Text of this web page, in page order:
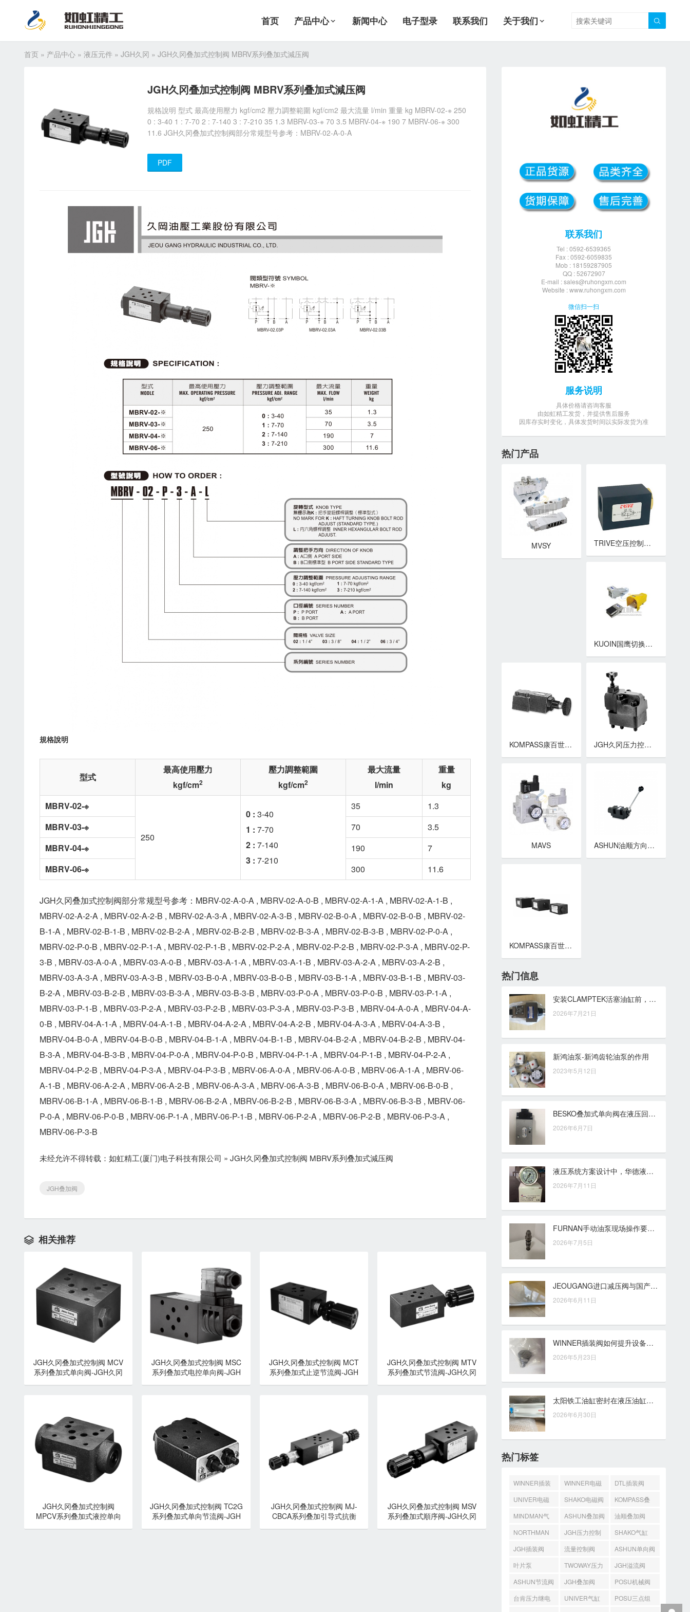

首页 产品中心 新闻中心 电子型录 联系我们 关于我们
首页 » 产品中心 » 液压元件 » JGH久冈 » JGH久冈叠加式控制阀 MBRV系列叠加式減压阀
JGH久冈叠加式控制阀 MBRV系列叠加式減压阀
規格說明 型式 最高使用壓力 kgf/cm2 壓力調整範圍 kgf/cm2 最大流量 l/min 重量 kg MBRV-02-※ 250
0 : 3-40 1 : 7-70 2 : 7-140 3 : 7-210 35 1.3 MBRV-03-※ 70 3.5 MBRV-04-※ 190 7 MBRV-06-※ 300
11.6 JGH久冈叠加式控制阀部分常规型号参考：MBRV-02-A-0-A
PDF
規格說明
型式
最高使用壓力
kgf/cm2
壓力調整範圍
kgf/cm2
最大流量
l/min
重量
kg
MBRV-02-※
250
0 : 3-40
1 : 7-70
2 : 7-140
3 : 7-210
35
1.3
MBRV-03-※
70
3.5
MBRV-04-※
190
7
MBRV-06-※
300 11.6
JGH久冈叠加式控制阀部分常规型号参考：MBRV-02-A-0-A , MBRV-02-A-0-B , MBRV-02-A-1-A , MBRV-02-A-1-B ,
MBRV-02-A-2-A , MBRV-02-A-2-B , MBRV-02-A-3-A , MBRV-02-A-3-B , MBRV-02-B-0-A , MBRV-02-B-0-B , MBRV-02-
B-1-A , MBRV-02-B-1-B , MBRV-02-B-2-A , MBRV-02-B-2-B , MBRV-02-B-3-A , MBRV-02-B-3-B , MBRV-02-P-0-A ,
MBRV-02-P-0-B , MBRV-02-P-1-A , MBRV-02-P-1-B , MBRV-02-P-2-A , MBRV-02-P-2-B , MBRV-02-P-3-A , MBRV-02-P-
3-B , MBRV-03-A-0-A , MBRV-03-A-0-B , MBRV-03-A-1-A , MBRV-03-A-1-B , MBRV-03-A-2-A , MBRV-03-A-2-B ,
MBRV-03-A-3-A , MBRV-03-A-3-B , MBRV-03-B-0-A , MBRV-03-B-0-B , MBRV-03-B-1-A , MBRV-03-B-1-B , MBRV-03-
B-2-A , MBRV-03-B-2-B , MBRV-03-B-3-A , MBRV-03-B-3-B , MBRV-03-P-0-A , MBRV-03-P-0-B , MBRV-03-P-1-A ,
MBRV-03-P-1-B , MBRV-03-P-2-A , MBRV-03-P-2-B , MBRV-03-P-3-A , MBRV-03-P-3-B , MBRV-04-A-0-A , MBRV-04-A-
0-B , MBRV-04-A-1-A , MBRV-04-A-1-B , MBRV-04-A-2-A , MBRV-04-A-2-B , MBRV-04-A-3-A , MBRV-04-A-3-B ,
MBRV-04-B-0-A , MBRV-04-B-0-B , MBRV-04-B-1-A , MBRV-04-B-1-B , MBRV-04-B-2-A , MBRV-04-B-2-B , MBRV-04-
B-3-A , MBRV-04-B-3-B , MBRV-04-P-0-A , MBRV-04-P-0-B , MBRV-04-P-1-A , MBRV-04-P-1-B , MBRV-04-P-2-A ,
MBRV-04-P-2-B , MBRV-04-P-3-A , MBRV-04-P-3-B , MBRV-06-A-0-A , MBRV-06-A-0-B , MBRV-06-A-1-A , MBRV-06-
A-1-B , MBRV-06-A-2-A , MBRV-06-A-2-B , MBRV-06-A-3-A , MBRV-06-A-3-B , MBRV-06-B-0-A , MBRV-06-B-0-B ,
MBRV-06-B-1-A , MBRV-06-B-1-B , MBRV-06-B-2-A , MBRV-06-B-2-B , MBRV-06-B-3-A , MBRV-06-B-3-B , MBRV-06-
P-0-A , MBRV-06-P-0-B , MBRV-06-P-1-A , MBRV-06-P-1-B , MBRV-06-P-2-A , MBRV-06-P-2-B , MBRV-06-P-3-A ,
MBRV-06-P-3-B
未经允许不得转载： 如虹精工(厦门)电子科技有限公司 » JGH久冈叠加式控制阀 MBRV系列叠加式減压阀
JGH叠加阀
 相关推荐
JGH久冈叠加式控制阀 MCV
系列叠加式单向阀-JGH久冈
JGH久冈叠加式控制阀 MSC
系列叠加式电控单向阀-JGH
JGH久冈叠加式控制阀 MCT
系列叠加式止逆节流阀-JGH
JGH久冈叠加式控制阀 MTV
系列叠加式节流阀-JGH久冈
JGH久冈叠加式控制阀
MPCV系列叠加式液控单向
JGH久冈叠加式控制阀 TC2G
系列叠加式单向节流阀-JGH
JGH久冈叠加式控制阀 MJ-
CBCA系列叠加引导式抗衡
JGH久冈叠加式控制阀 MSV
系列叠加式順序阀-JGH久冈
联系我们
Tel : 0592-6539365
Fax : 0592-6059835
Mob : 18159287905
QQ : 52672907
E-mail :sales@ruhongxm.com
Website : www.ruhongxm.com
微信扫一扫
服务说明
具体价格请咨询客服
由如虹精工发货，并提供售后服务
因库存实时变化，具体发货时间以实际发货为准
热门产品
MVSY TRIVE空压控制元件 QE急速排气阀
KUOIN国鹰切换开关阀 脚踏阀
KOMPASS康百世溢流阀 DG、DT系列直动式溢流阀 JGH久冈压力控制阀 BUCG系列卸载溢流阀
MAVS ASHUN油顺方向控制阀 DMT系列手动换向阀
KOMPASS康百世叠加阀 MCP,MCA,MCB,MCT,MCW系列叠加式单向阀
热门信息
安装CLAMPTEK活塞油缸前，固定方式、油口方向与管路连接这样核对
2026年7月21日
新鸿油泵-新鸿齿轮油泵的作用
2023年5月12日
BESKO叠加式单向阀在液压回路止逆控制中的应用思路
2026年6月7日
液压系统方案设计中，华德液压阀的配置思路与需求匹配
2026年7月11日
FURNAN手动油泵现场操作要点：从供油节奏到日常使用细节
2026年7月5日
JEOUGANG进口减压阀与国产减压阀对比，选型时重点看哪些差异？
2026年6月11日
WINNER插装阀如何提升设备效率，专家来支招
2026年5月23日
太阳铁工油缸密封在液压油缸稳定运行中的作用解析
2026年6月30日
热门标签
WINNER插装
阀
WINNER电磁
阀
DTL插装阀
UNIVER电磁
阀
SHAKO电磁阀
KOMPASS叠
加阀
MINDMAN气
缸
ASHUN叠加阀
油顺叠加阀
NORTHMAN
叠加阀
JGH压力控制
阀
SHAKO气缸
JGH插装阀
流量控制阀
ASHUN单向阀
叶片泵
TWOWAY压力
开关
JGH溢流阀
ASHUN节流阀
JGH叠加阀
POSU机械阀
台肯压力继电
UNIVER气缸
POSU三点组